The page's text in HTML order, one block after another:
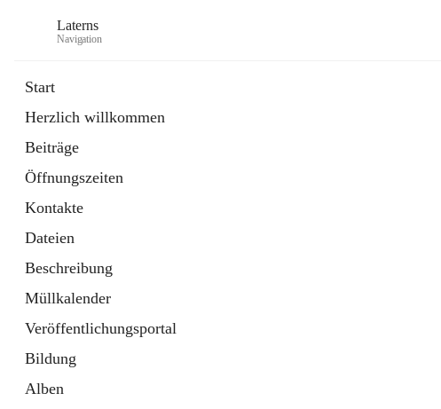
Laterns
Navigation
Start
Herzlich willkommen
Beiträge
Öffnungszeiten
Kontakte
Dateien
Beschreibung
Müllkalender
Veröffentlichungsportal
Bildung
Alben